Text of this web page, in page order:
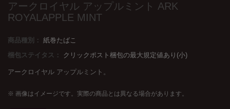
アークロイヤル アップルミント ARK
ROYALAPPLE MINT
商品種別： 紙巻たばこ
梱包ステイタス：
クリックポスト梱包の最大規定値あり(小)
アークロイヤル アップルミント。
※ 画像はイメージです。実際の商品とは異なる場合があります。